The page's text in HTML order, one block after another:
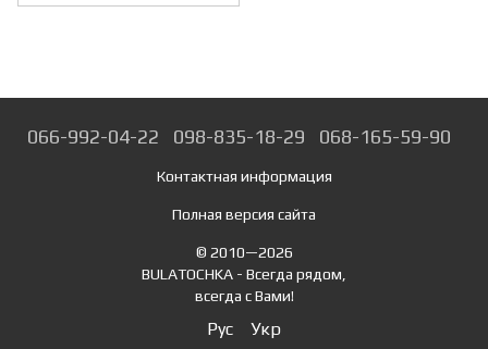
066-992-04-22 098-835-18-29 068-165-59-90
Контактная информация
Полная версия сайта
© 2010—2026
BULATOCHKA - Всегда рядом,
всегда с Вами!
Рус Укр